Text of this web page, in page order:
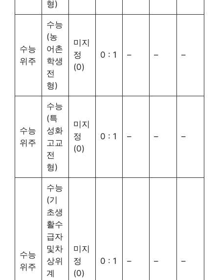
형)
수능
위주
수능
(농
어촌
학생
전
형)
미지
정
(0)
0 : 1 – – –
수능
위주
수능
(특
성화
고교
전
형)
미지
정
(0)
0 : 1 – – –
수능
위주
수능
(기
초생
활수
급자
및차
상위
계
미지
정
(0)
0 : 1 – – –